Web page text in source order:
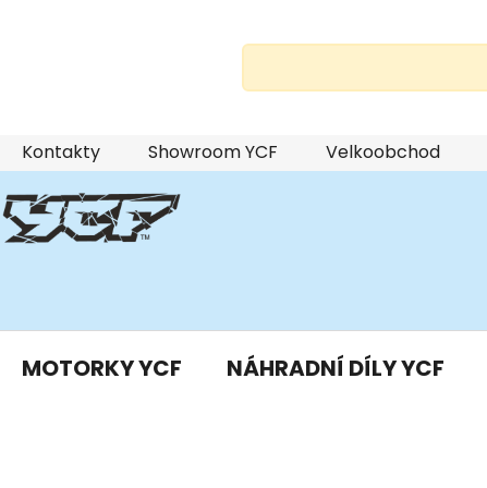
Přejít
na
obsah
Kontakty Showroom YCF Velkoobchod
MOTORKY YCF NÁHRADNÍ DÍLY YCF